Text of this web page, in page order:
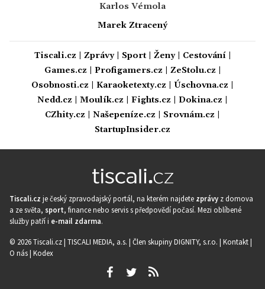
Karlos Vémola
Marek Ztracený
Tiscali.cz Zprávy| Sport| Ženy| Cestování|
Games.cz
Profigamers.cz ZeStolu.cz
Osobnosti.cz
Karaoketexty.cz Úschovna.cz
Nedd.cz
Moulík.cz Fights.cz Dokina.cz
CZhity.cz
Našepeníze.cz Srovnám.cz
StartupInsider.cz
Tiscali.cz je český zpravodajský portál, na kterém najdete zprávy z domova
a ze světa, sport, finance nebo servis s předpovědí počasí. Mezi oblíbené
služby patří i e-mail zdarma.
© 2026 Tiscali.cz | TISCALI MEDIA, a.s. | Člen skupiny DIGNITY, s.r.o. | Kontakt|
O nás| Kodex